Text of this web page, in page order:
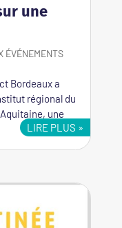
une
ÉVÉNEMENTS
Bordeaux a
régional du
une
LIRE PLUS